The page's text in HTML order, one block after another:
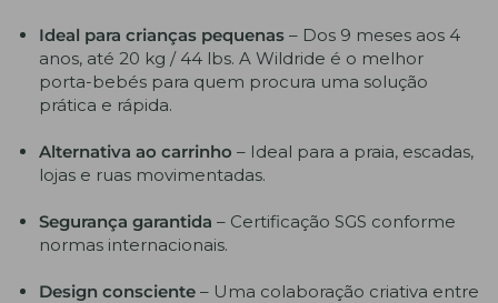
Ideal para crianças pequenas – Dos 9 meses aos 4
anos, até 20 kg / 44 lbs. A Wildride é o melhor
porta-bebés para quem procura uma solução
prática e rápida.
Alternativa ao carrinho – Ideal para a praia, escadas,
lojas e ruas movimentadas.
Segurança garantida – Certificação SGS conforme
normas internacionais.
Design consciente – Uma colaboração criativa entre